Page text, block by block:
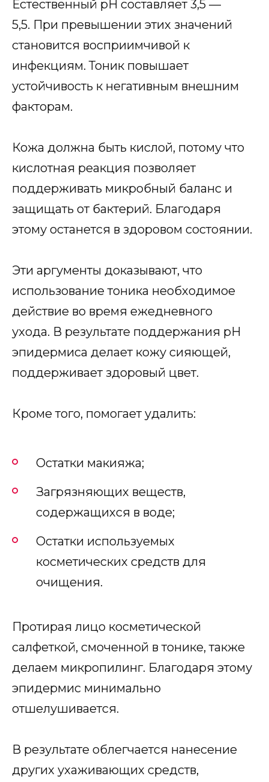
Естественный pH составляет 3,5 —
5,5. При превышении этих значений
становится восприимчивой к
инфекциям. Тоник повышает
устойчивость к негативным внешним
факторам.
Кожа должна быть кислой, потому что
кислотная реакция позволяет
поддерживать микробный баланс и
защищать от бактерий. Благодаря
этому останется в здоровом состоянии.
Эти аргументы доказывают, что
использование тоника необходимое
действие во время ежедневного
ухода. В результате поддержания рН
эпидермиса делает кожу сияющей,
поддерживает здоровый цвет.
Кроме того, помогает удалить:
Остатки макияжа;
Загрязняющих веществ,
содержащихся в воде;
Остатки используемых
косметических средств для
очищения.
Протирая лицо косметической
салфеткой, смоченной в тонике, также
делаем микропилинг. Благодаря этому
эпидермис минимально
отшелушивается.
В результате облегчается нанесение
других ухаживающих средств,